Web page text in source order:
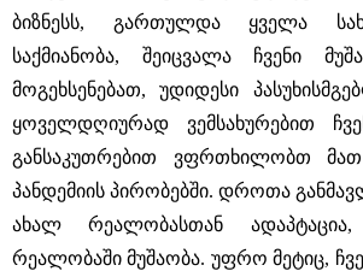
ბიზნესს, გართულდა ყველა
საქმიანობა, შეიცვალა ჩვენი
მოგეხსენებათ, უდიდესი
ყოველდღიურად ვემსახურებით
განსაკუთრებით ვფრთხილობთ
პანდემიის პირობებში. დროთა
ახალ რეალობასთან
რეალობაში მუშაობა. უფრო მეტიც,